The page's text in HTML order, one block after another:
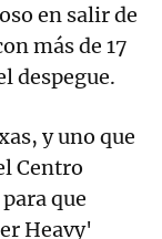
en salir de
más de 17
despegue.
y uno que
Centro
que
Heavy'